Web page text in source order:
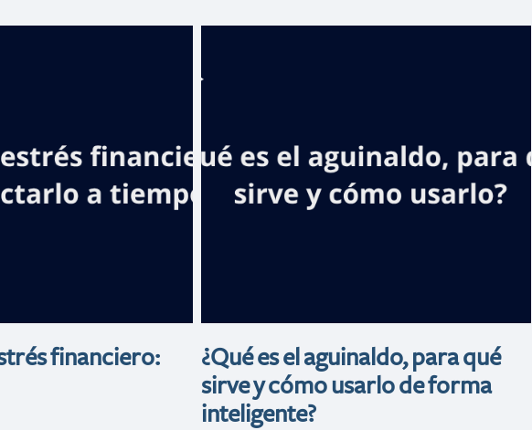
de
financiero:
captación de
inversión
¿Qué es el aguinaldo, para qué
sirve y cómo usarlo de forma
inteligente?